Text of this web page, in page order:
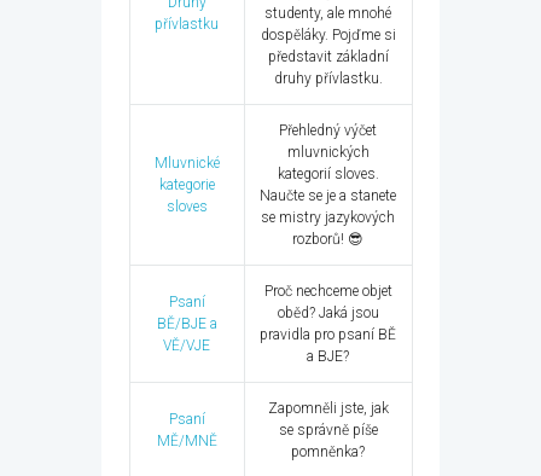
přívlastku
studenty, ale mnohé
dospěláky. Pojďme si
představit základní
druhy přívlastku.
Mluvnické
kategorie
sloves
Přehledný výčet
mluvnických
kategorií sloves.
Naučte se je a stanete
se mistry jazykových
rozborů! 😎
Psaní
BĚ/BJE a
VĚ/VJE
Proč nechceme objet
oběd? Jaká jsou
pravidla pro psaní BĚ
a BJE?
Psaní
MĚ/MNĚ
Zapomněli jste, jak
se správně píše
pomněnka?